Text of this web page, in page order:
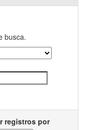
busca.
registros por